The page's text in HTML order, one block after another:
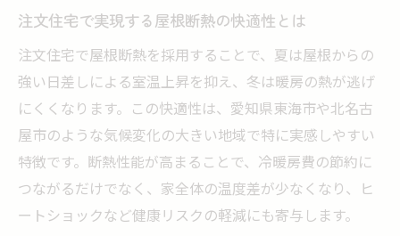
高断熱の注文住宅を実現する施工ポイント
断熱性能に優れた注文住宅のメリット
注文住宅計画で考えたい断熱材の選び方
注文住宅で重視すべき屋根断熱の選び方
注文住宅で後悔しない屋根断熱の選定法
注文住宅に適した屋根断熱材の種類と特徴
注文住宅で失敗しない屋根断熱のチェック
注文住宅で実現する屋根断熱の快適性とは
注文住宅で屋根断熱を採用することで、夏は屋根からの
強い日差しによる室温上昇を抑え、冬は暖房の熱が逃げ
にくくなります。この快適性は、愛知県東海市や北名古
屋市のような気候変化の大きい地域で特に実感しやすい
特徴です。断熱性能が高まることで、冷暖房費の節約に
つながるだけでなく、家全体の温度差が少なくなり、ヒ
ートショックなど健康リスクの軽減にも寄与します。